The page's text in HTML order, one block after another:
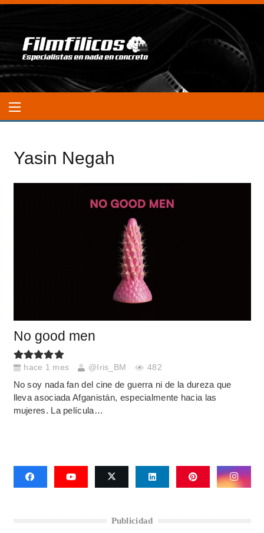
Yasin Negah
No good men
hace 1 mes @Iris_BM 482
No soy nada fan del cine de guerra ni de la dureza que
lleva asociada Afganistán, especialmente hacia las
mujeres. La película…
Publicidad